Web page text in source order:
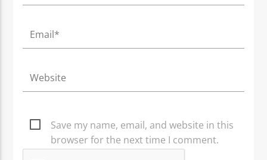
Save my name, email, and website in this
browser for the next time I comment.